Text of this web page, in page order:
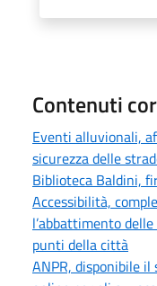
Contenuti
Eventi alluvionali,
sicurezza delle
Biblioteca Baldini,
Accessibilità,
l’abbattimento
punti della città
ANPR, disponibile